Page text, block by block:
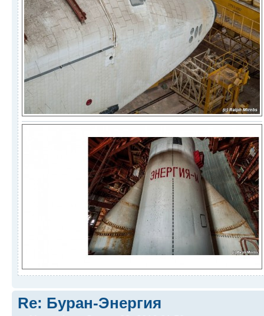
Re: Буран-Энергия